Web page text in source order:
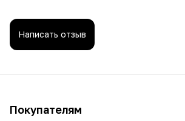
Написать отзыв
Покупателям